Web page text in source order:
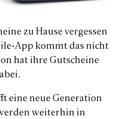
zu Hause vergessen
App kommt das nicht
hat ihre Gutscheine
eine neue Generation
weiterhin in